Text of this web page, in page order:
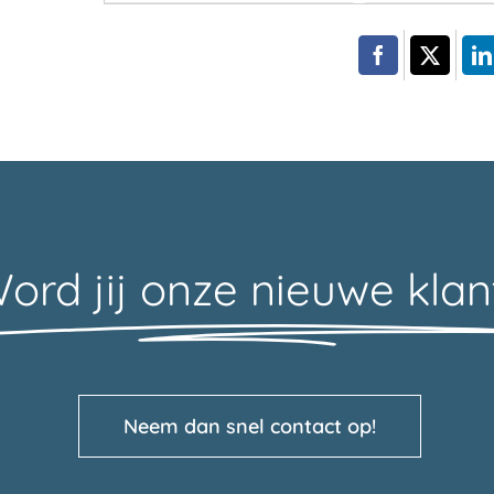
jij onze nieuwe
Neem dan snel contact op!